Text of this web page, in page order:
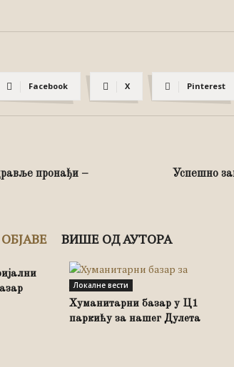
Facebook X Pinterest
пронађи –
Успешно
ВИШЕ ОД АУТОРА
Локалне вести
Хуманитарни базар у Ц1
паркићу за нашег Дулета